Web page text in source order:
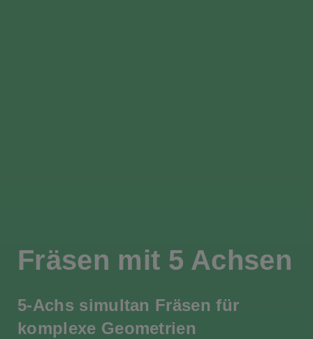
Fräsen mit 5 Achsen
5-Achs simultan Fräsen für
komplexe Geometrien